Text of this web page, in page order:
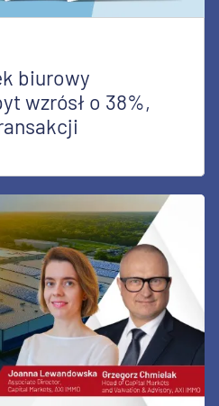
biurowy
wzrósł o 38%,